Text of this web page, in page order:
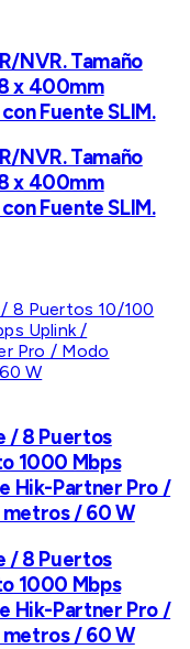
NVR. Tamaño
x 400mm
Fuente SLIM.
NVR. Tamaño
x 400mm
Fuente SLIM.
/ 8 Puertos
1000 Mbps
Hik-Partner Pro /
/ 60 W
/ 8 Puertos
1000 Mbps
Hik-Partner Pro /
/ 60 W